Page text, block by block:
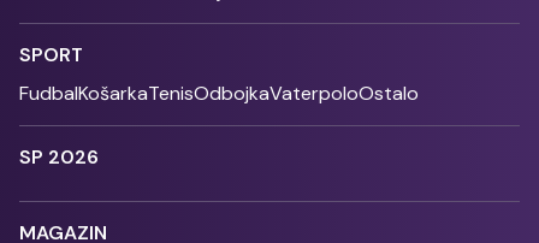
SPORT
FudbalKošarkaTenisOdbojkaVaterpoloOstalo
SP 2026
MAGAZIN